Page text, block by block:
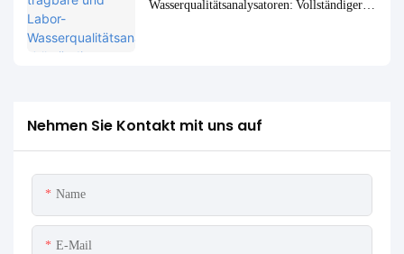
Wasserqualitätsanalysatoren: Vollständiger
Nehmen Sie Kontakt mit uns auf
Name
E-Mail